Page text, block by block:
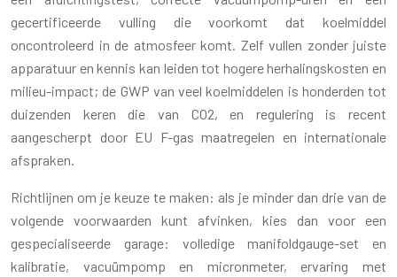
gecertificeerde vulling die voorkomt dat koelmiddel
oncontroleerd in de atmosfeer komt. Zelf vullen zonder juiste
apparatuur en kennis kan leiden tot hogere herhalingskosten en
milieu-impact; de GWP van veel koelmiddelen is honderden tot
duizenden keren die van CO2, en regulering is recent
aangescherpt door EU F-gas maatregelen en internationale
afspraken.
Richtlijnen om je keuze te maken: als je minder dan drie van de
volgende voorwaarden kunt afvinken, kies dan voor een
gespecialiseerde garage: volledige manifoldgauge-set en
kalibratie, vacuümpomp en micronmeter, ervaring met